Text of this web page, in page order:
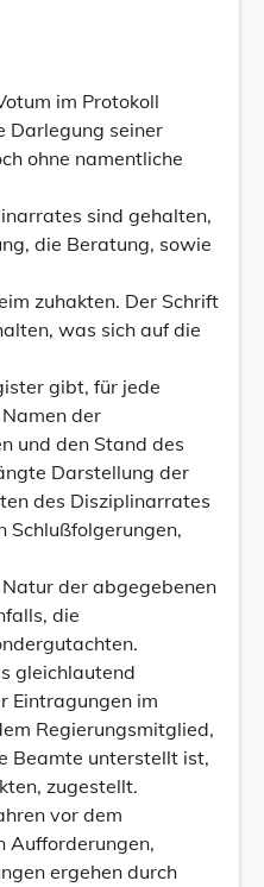
im Protokoll
Darlegung seiner
ohne namentliche
sind gehalten,
die Beratung, sowie
zuhakten. Der Schrift
was sich auf die
gibt, für jede
der
und den Stand des
Darstellung der
des Disziplinarrates
Schlußfolgerungen,
der abgegebenen
die
gleichlautend
Eintragungen im
Regierungsmitglied,
Beamte unterstellt ist,
zugestellt.
vor dem
Aufforderungen,
ergehen durch